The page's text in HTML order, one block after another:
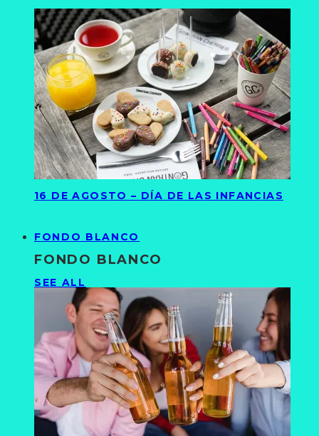
16 DE AGOSTO – DÍA DE LAS INFANCIAS
FONDO BLANCO
FONDO BLANCO
SEE ALL